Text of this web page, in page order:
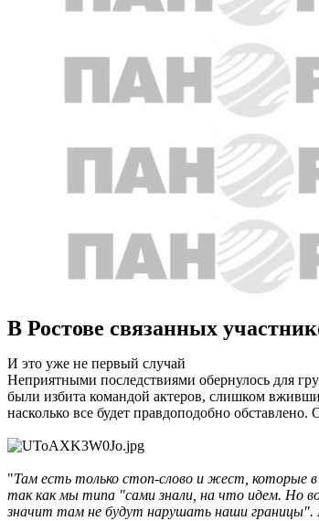
В Ростове связанных
И это уже не первый случай
Неприятными последствиями обернулось для
были избита командой актеров, слишком
насколько все будет правдоподобно
"Там есть только стоп-слово и жест, которые
так как мы типа "сами знали, на что идем. Но
значит там не будут нарушать наши границы". И